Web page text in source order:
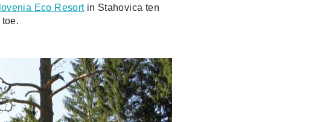
Eco Resortin Stahovica ten